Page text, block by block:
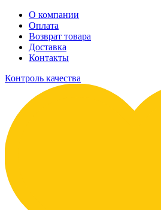
О компании
Оплата
Возврат товара
Доставка
Контакты
Контроль качества